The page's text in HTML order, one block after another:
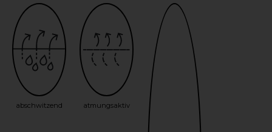
abschwitzend atmungsaktiv